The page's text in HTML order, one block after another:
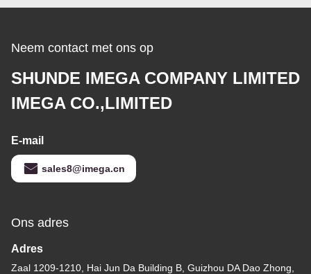
Vierkant Plastiek
Neem contact met ons op
SHUNDE IMEGA COMPANY LIMITED
IMEGA CO.,LIMITED
E-mail
sales8@imega.cn
Ons adres
Adres
Zaal 1209-1210, Hai Jun Da Building B, Guizhou DA Dao Zhong,